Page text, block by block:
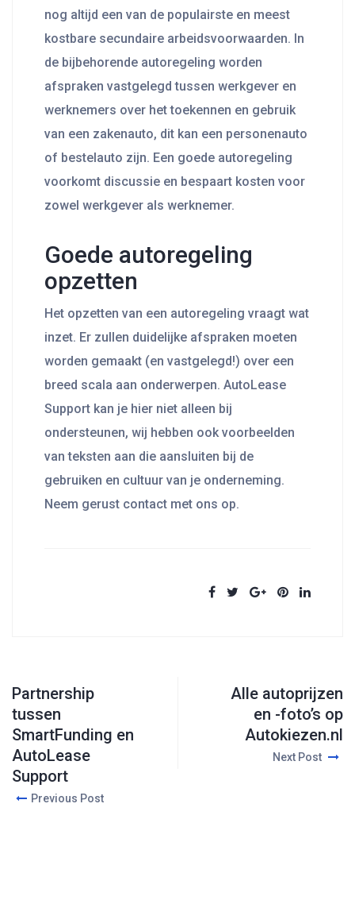
nog altijd een van de populairste en meest
kostbare secundaire arbeidsvoorwaarden. In
de bijbehorende autoregeling worden
afspraken vastgelegd tussen werkgever en
werknemers over het toekennen en gebruik
van een zakenauto, dit kan een personenauto
of bestelauto zijn. Een goede autoregeling
voorkomt discussie en bespaart kosten voor
zowel werkgever als werknemer.
Goede autoregeling
opzetten
Het opzetten van een autoregeling vraagt wat
inzet. Er zullen duidelijke afspraken moeten
worden gemaakt (en vastgelegd!) over een
breed scala aan onderwerpen. AutoLease
Support kan je hier niet alleen bij
ondersteunen, wij hebben ook voorbeelden
van teksten aan die aansluiten bij de
gebruiken en cultuur van je onderneming.
Neem gerust contact met ons op.
Partnership
tussen
SmartFunding en
AutoLease
Support
Previous Post
Alle autoprijzen
en -foto’s op
Autokiezen.nl
Next Post